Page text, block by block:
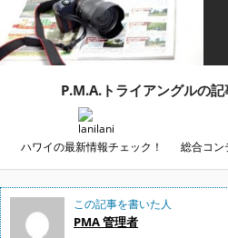
P.M.A.トライアングルの記
ハワイの最新情報チェック！ 総合コン
この記事を書いた人
PMA 管理者